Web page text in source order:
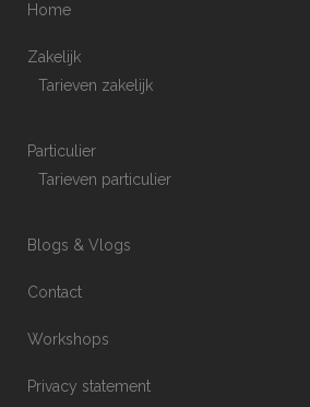
Home
Zakelijk
Tarieven zakelijk
Particulier
Tarieven particulier
Blogs & Vlogs
Contact
Workshops
Privacy statement